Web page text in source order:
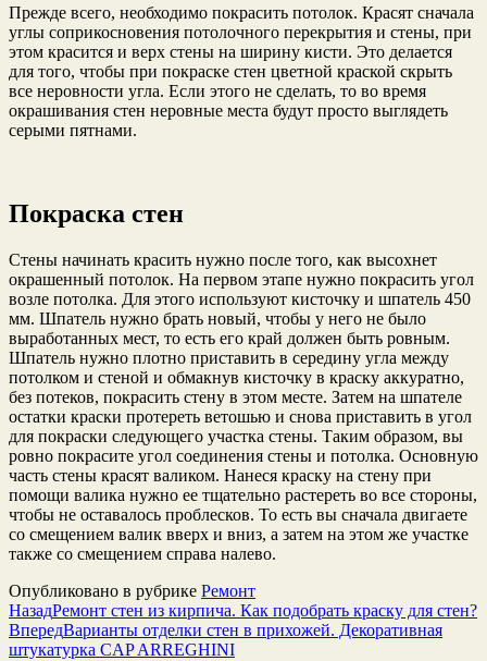
Прежде всего, необходимо покрасить потолок. Красят сначала
углы соприкосновения потолочного перекрытия и стены, при
этом красится и верх стены на ширину кисти. Это делается
для того, чтобы при покраске стен цветной краской скрыть
все неровности угла. Если этого не сделать, то во время
окрашивания стен неровные места будут просто выглядеть
серыми пятнами.
Покраска стен
Стены начинать красить нужно после того, как высохнет
окрашенный потолок. На первом этапе нужно покрасить угол
возле потолка. Для этого используют кисточку и шпатель 450
мм. Шпатель нужно брать новый, чтобы у него не было
выработанных мест, то есть его край должен быть ровным.
Шпатель нужно плотно приставить в середину угла между
потолком и стеной и обмакнув кисточку в краску аккуратно,
без потеков, покрасить стену в этом месте. Затем на шпателе
остатки краски протереть ветошью и снова приставить в угол
для покраски следующего участка стены. Таким образом, вы
ровно покрасите угол соединения стены и потолка. Основную
часть стены красят валиком. Нанеся краску на стену при
помощи валика нужно ее тщательно растереть во все стороны,
чтобы не оставалось проблесков. То есть вы сначала двигаете
со смещением валик вверх и вниз, а затем на этом же участке
также со смещением справа налево.
Опубликовано в рубрике Ремонт
НазадРемонт стен из кирпича. Как подобрать краску для стен?
ВпередВарианты отделки стен в прихожей. Декоративная
штукатурка CAP ARREGHINI